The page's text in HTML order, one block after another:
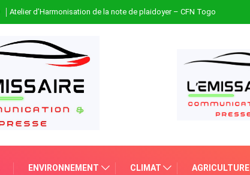
Atelier d’Harmonisation de la note de plaidoyer – CFN Togo
ENVIRONNEMENT CLIMAT AGRICULTURE